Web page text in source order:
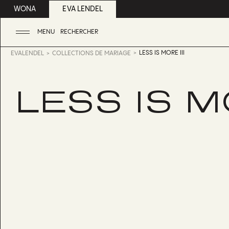
WONA EVA LENDEL
MENU RECHERCHER
EVALENDEL COLLECTIONS DE MARIAGE LESS IS MORE III
LESS IS